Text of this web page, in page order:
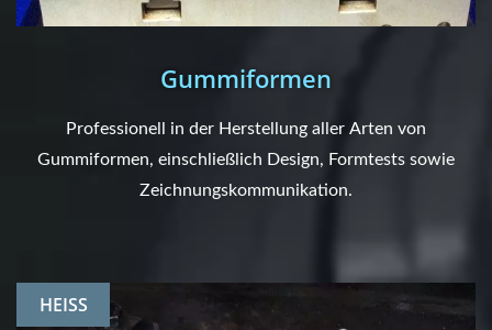
Gummiformen
Professionell in der Herstellung aller Arten von
Gummiformen, einschließlich Design, Formtests sowie
Zeichnungskommunikation.
HEISS